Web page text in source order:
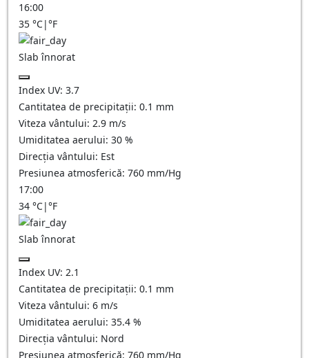
16:00
35 °C|°F
Slab înnorat
Index UV: 3.7
Cantitatea de precipitații: 0.1 mm
Viteza vântului: 2.9 m/s
Umiditatea aerului: 30 %
Direcția vântului: Est
Presiunea atmosferică: 760 mm/Hg
17:00
34 °C|°F
Slab înnorat
Index UV: 2.1
Cantitatea de precipitații: 0.1 mm
Viteza vântului: 6 m/s
Umiditatea aerului: 35.4 %
Direcția vântului: Nord
Presiunea atmosferică: 760 mm/Hg